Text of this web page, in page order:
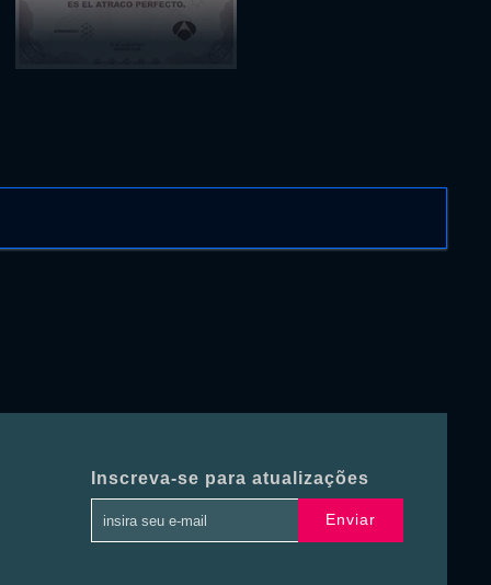
Inscreva-se para atualizações
Enviar